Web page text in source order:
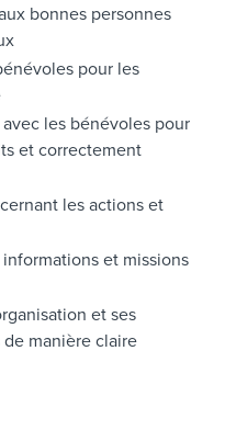
bonnes personnes
pour les
les bénévoles pour
et correctement
les actions et
et missions
et ses
manière claire